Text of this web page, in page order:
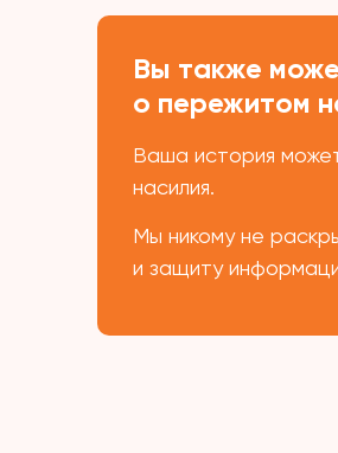
Вы также
о пережитом
Ваша история
насилия.
Мы никому не
и защиту